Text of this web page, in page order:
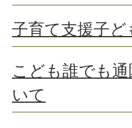
子育て支援子ど
こども誰でも
いて